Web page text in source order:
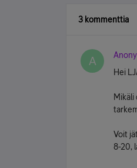
3 kommenttia
A
Hei
Voit
8-20,